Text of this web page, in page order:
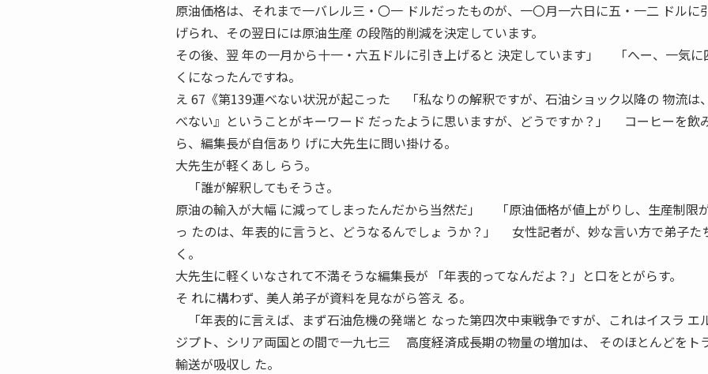
原油価格は、それまで一バレル三・〇一 ドルだったものが、一〇月一六日に五・一二 ドルに
げられ、その翌日には原油生産 の段階的削減を決定しています。
その後、翌 年の一月から十一・六五ドルに引き上げると 決定しています」 「へー、一気に
くになったんですね。
え 67《第139運べない状況が起こった 「私なりの解釈ですが、石油ショック以降の 物流は
べない』ということがキーワード だったように思いますが、どうですか？」 コーヒーを飲
ら、編集長が自信あり げに大先生に問い掛ける。
大先生が軽くあし らう。
「誰が解釈してもそうさ。
原油の輸入が大幅 に減ってしまったんだから当然だ」 「原油価格が値上がりし、生産制限
っ たのは、年表的に言うと、どうなるんでしょ うか？」 女性記者が、妙な言い方で弟子た
く。
大先生に軽くいなされて不満そうな編集長が 「年表的ってなんだよ？」と口をとがらす。
そ れに構わず、美人弟子が資料を見ながら答え る。
「年表的に言えば、まず石油危機の発端と なった第四次中東戦争ですが、これはイスラ エ
ジプト、シリア両国との間で一九七三 高度経済成長期の物量の増加は、 そのほとんどをト
輸送が吸収し た。